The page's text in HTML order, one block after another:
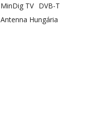
MinDig TV DVB-T
Antenna Hungária